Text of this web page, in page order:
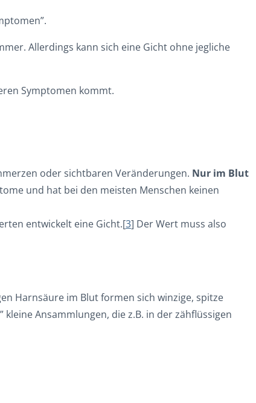
Allerdings kann sich eine Gicht ohne jegliche
Symptomen kommt.
oder sichtbaren Veränderungen. Nur im Blut
und hat bei den meisten Menschen keinen
entwickelt eine Gicht.[3] Der Wert muss also
Harnsäure im Blut formen sich winzige, spitze
Ansammlungen, die z.B. in der zähflüssigen